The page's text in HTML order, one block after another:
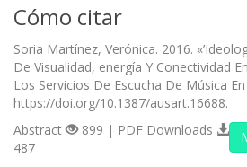
Cómo citar
Soria Martínez, Verónica. 2016.
De Visualidad, energía Y Conectividad
Los Servicios De Escucha De Música En
https://doi.org/10.1387/ausart.16688.
Abstract
899 | PDF Downloads
487